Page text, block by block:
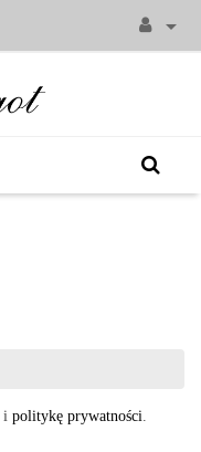

i politykę prywatności.